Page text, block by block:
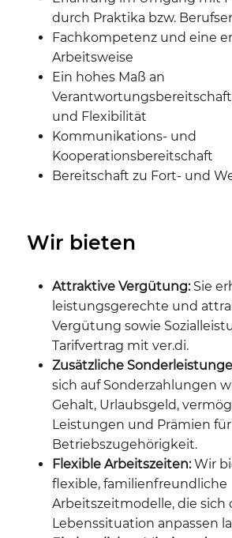
durch Praktika bzw.
Fachkompetenz und eine
Arbeitsweise
Ein hohes Maß an
und Flexibilität
Kommunikations- und
Kooperationsbereitschaft
Bereitschaft zu Fort- und
Wir bieten
Attraktive Vergütung:Sie
leistungsgerechte und
Vergütung sowie
Tarifvertrag mit ver.di.
Zusätzliche
sich auf Sonderzahlungen
Gehalt, Urlaubsgeld,
Leistungen und Prämien
Betriebszugehörigkeit.
Flexible Arbeitszeiten:Wir
flexible, familienfreundliche
Arbeitszeitmodelle, die sich
Lebenssituation anpassen